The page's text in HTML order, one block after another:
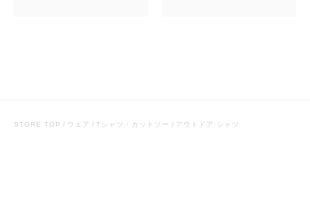
STORE TOP ウェア Tシャツ・カットソー アウトドア シャツ